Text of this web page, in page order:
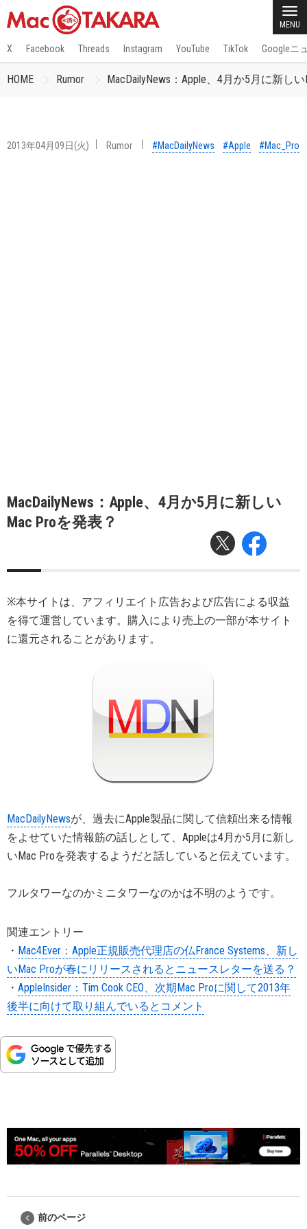
MENU
X Facebook Threads Instagram YouTube TikTok Googleニ
HOME Rumor MacDailyNews：Apple、4月か5月に新し
2013年04月09日(火) Rumor #MacDailyNews #Apple #Mac_Pro
MacDailyNews：Apple、4月か5月に新しい
Mac Proを発表？
※本サイトは、アフィリエイト広告および広告による収益
を得て運営しています。購入により売上の一部が本サイト
に還元されることがあります。
MacDailyNewsが、過去にApple製品に関して信頼出来る情報
をよせていた情報筋の話しとして、Appleは4月か5月に新し
いMac Proを発表するようだと話していると伝えています。
フルタワーなのかミニタワーなのかは不明のようです。
関連エントリー
・ Mac4Ever：Apple正規販売代理店の仏France Systems、新し
いMac Proが春にリリースされるとニュースレターを送る？
・ AppleInsider：Tim Cook CEO、次期Mac Proに関して2013年
後半に向けて取り組んでいるとコメント
前のページ